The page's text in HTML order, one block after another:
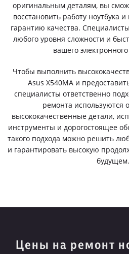
оригинальным деталям, вы
восстановить работу ноутбука
гарантию качества.
любого уровня сложности и
вашего
Чтобы выполнить
Asus X540MA и
специалисты ответственно
ремонта используются
высококачественные детали,
инструменты и дорогостоящее
такого подхода можно решить
и гарантировать высокую
будущем.
Цены на ремонт